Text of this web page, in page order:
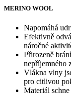
MERINO WOOL
Napomáhá
Efektivně
náročné
Přirozeně
nepříjemného
Vlákna vlny
pro citlivou
Materiál